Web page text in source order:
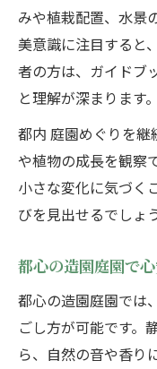
みや植栽配置、水景
美意識に注目すると
者の方は、ガイドブ
と理解が深まります。
都内 庭園めぐりを
や植物の成長を観察
小さな変化に気づく
びを見出せるでしょう
都心の造園庭園で
都心の造園庭園では
ごし方が可能です。
ら、自然の音や香り